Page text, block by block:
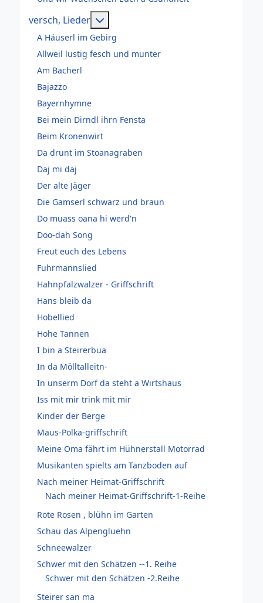
versch, Lieder
A Häuserl im Gebirg
Allweil lustig fesch und munter
Am Bacherl
Bajazzo
Bayernhymne
Bei mein Dirndl ihrn Fensta
Beim Kronenwirt
Da drunt im Stoanagraben
Daj mi daj
Der alte Jäger
Die Gamserl schwarz und braun
Do muass oana hi werd'n
Doo-dah Song
Freut euch des Lebens
Fuhrmannslied
Hahnpfalzwalzer - Griffschrift
Hans bleib da
Hobellied
Hohe Tannen
I bin a Steirerbua
In da Mölltalleitn-
In unserm Dorf da steht a Wirtshaus
Iss mit mir trink mit mir
Kinder der Berge
Maus-Polka-griffschrift
Meine Oma fährt im Hühnerstall Motorrad
Musikanten spielts am Tanzboden auf
Nach meiner Heimat-Griffschrift
Nach meiner Heimat-Griffschrift-1-Reihe
Rote Rosen , blühn im Garten
Schau das Alpengluehn
Schneewalzer
Schwer mit den Schätzen --1. Reihe
Schwer mit den Schätzen -2.Reihe
Steirer san ma